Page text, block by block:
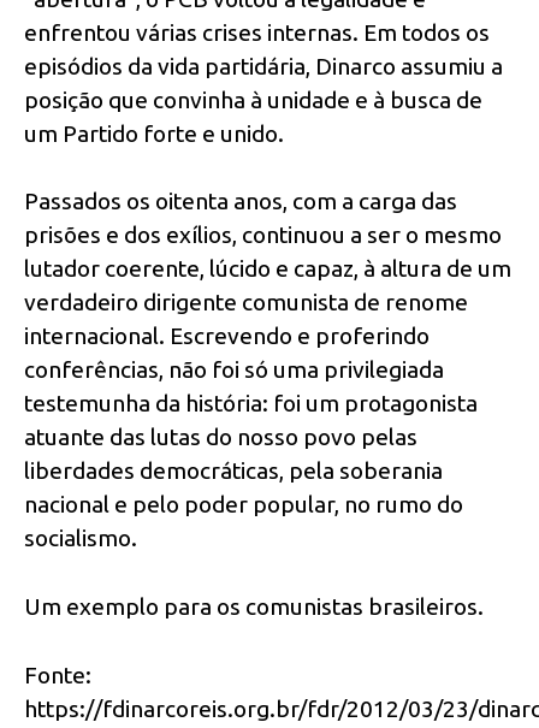
enfrentou várias crises internas. Em todos os
episódios da vida partidária, Dinarco assumiu a
posição que convinha à unidade e à busca de
um Partido forte e unido.
Passados os oitenta anos, com a carga das
prisões e dos exílios, continuou a ser o mesmo
lutador coerente, lúcido e capaz, à altura de um
verdadeiro dirigente comunista de renome
internacional. Escrevendo e proferindo
conferências, não foi só uma privilegiada
testemunha da história: foi um protagonista
atuante das lutas do nosso povo pelas
liberdades democráticas, pela soberania
nacional e pelo poder popular, no rumo do
socialismo.
Um exemplo para os comunistas brasileiros.
Fonte:
https://fdinarcoreis.org.br/fdr/2012/03/23/